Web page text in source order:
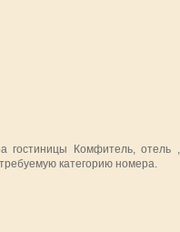
гостиницы Комфитель, отель
категорию номера.